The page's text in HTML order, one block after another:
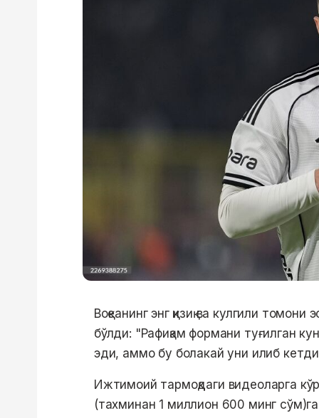
Воқеанинг энг қизиқ ва кулгили
бўлди: "Рафиқам формани туғилган
эди, аммо бу болакай уни илиб
Ижтимоий тармоқдаги видеоларга
(тахминан 1 миллион 600 минг сўм)га